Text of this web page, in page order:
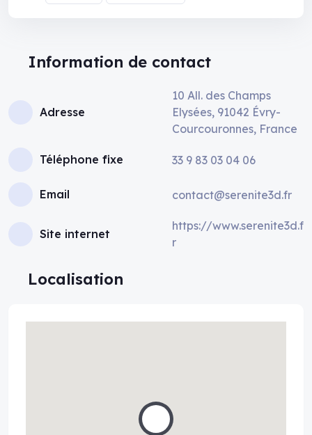
Information de contact
Adresse
10 All. des Champs
Elysées, 91042 Évry-
Courcouronnes, France
Téléphone fixe 33 9 83 03 04 06
Email contact@serenite3d.fr
Site internet
https://www.serenite3d.f
r
Localisation